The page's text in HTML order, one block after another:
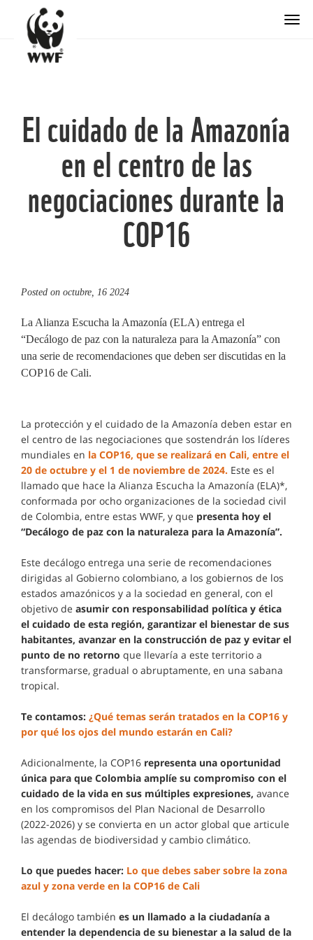
El cuidado de la Amazonía
en el centro de las
negociaciones durante la
COP16
Posted on octubre, 16 2024
La Alianza Escucha la Amazonía (ELA) entrega el
“Decálogo de paz con la naturaleza para la Amazonía” con
una serie de recomendaciones que deben ser discutidas en la
COP16 de Cali.
La protección y el cuidado de la Amazonía deben estar en
el centro de las negociaciones que sostendrán los líderes
mundiales en la COP16, que se realizará en Cali, entre el
20 de octubre y el 1 de noviembre de 2024. Este es el
llamado que hace la Alianza Escucha la Amazonía (ELA)*,
conformada por ocho organizaciones de la sociedad civil
de Colombia, entre estas WWF, y que presenta hoy el
“Decálogo de paz con la naturaleza para la Amazonía”.
Este decálogo entrega una serie de recomendaciones
dirigidas al Gobierno colombiano, a los gobiernos de los
estados amazónicos y a la sociedad en general, con el
objetivo de asumir con responsabilidad política y ética
el cuidado de esta región, garantizar el bienestar de sus
habitantes, avanzar en la construcción de paz y evitar el
punto de no retorno que llevaría a este territorio a
transformarse, gradual o abruptamente, en una sabana
tropical.
Te contamos: ¿Qué temas serán tratados en la COP16 y
por qué los ojos del mundo estarán en Cali?
Adicionalmente, la COP16 representa una oportunidad
única para que Colombia amplíe su compromiso con el
cuidado de la vida en sus múltiples expresiones, avance
en los compromisos del Plan Nacional de Desarrollo
(2022-2026) y se convierta en un actor global que articule
las agendas de biodiversidad y cambio climático.
Lo que puedes hacer: Lo que debes saber sobre la zona
azul y zona verde en la COP16 de Cali
El decálogo también es un llamado a la ciudadanía a
entender la dependencia de su bienestar a la salud de la